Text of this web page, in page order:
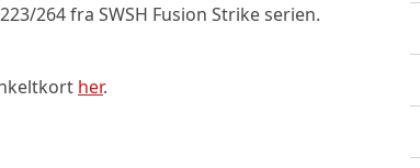
264 fra SWSH Fusion Strike serien.
her.